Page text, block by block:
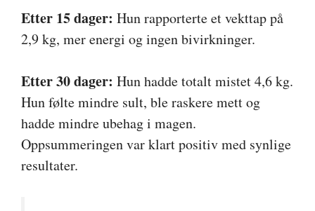
Etter 15 dager: Hun rapporterte et vekttap på
2,9 kg, mer energi og ingen bivirkninger.
Etter 30 dager: Hun hadde totalt mistet 4,6 kg.
Hun følte mindre sult, ble raskere mett og
hadde mindre ubehag i magen.
Oppsummeringen var klart positiv med synlige
resultater.